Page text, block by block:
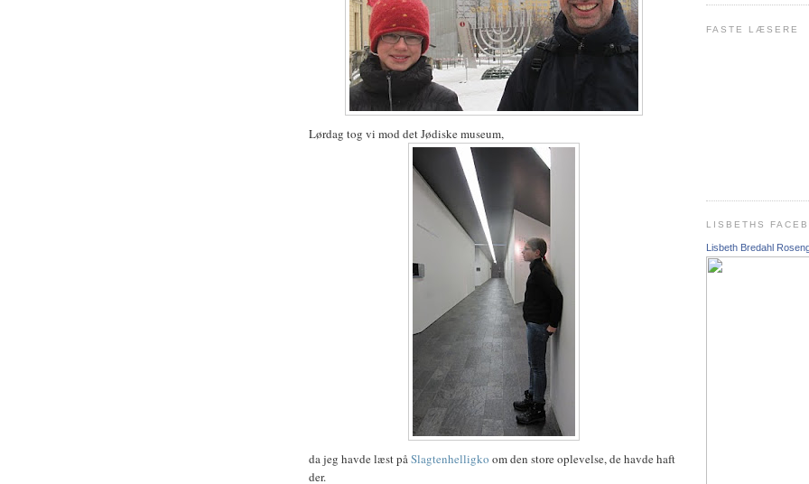
Lørdag tog vi mod det Jødiske museum,
da jeg havde læst påSlagtenhelligko om den store oplevelse, de havde haft
der.
FASTE LÆSERE
LISBETHS
Lisbeth Bredahl